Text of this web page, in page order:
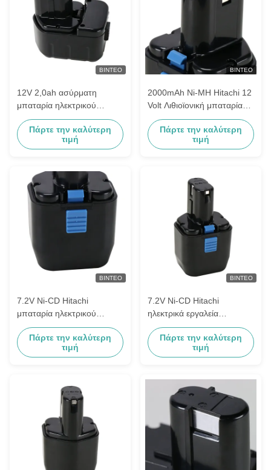
ΒΊΝΤΕΟ
12V 2,0ah ασύρματη
μπαταρία ηλεκτρικού
εργαλείου Hitachi Eb 1212s
Eb 1214L Eb 1220bl
Πάρτε την καλύτερη
τιμή
ΒΊΝΤΕΟ
2000mAh Ni-MH Hitachi 12
Volt Λιθιοϊονική μπαταρία
Αντικατάσταση Eb 1230h
Πάρτε την καλύτερη
τιμή
ΒΊΝΤΕΟ
7.2V Ni-CD Hitachi
μπαταρία ηλεκτρικού
εργαλείου Eb 920HS Eb 9h
Eb 926h
Πάρτε την καλύτερη
τιμή
ΒΊΝΤΕΟ
7.2V Ni-CD Hitachi
ηλεκτρικά εργαλεία
μπαταρία Eb 920HS Eb 9h
Eb 926h
Πάρτε την καλύτερη
τιμή